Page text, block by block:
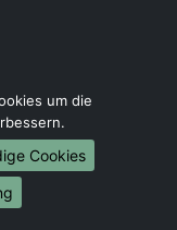
um die
Cookies